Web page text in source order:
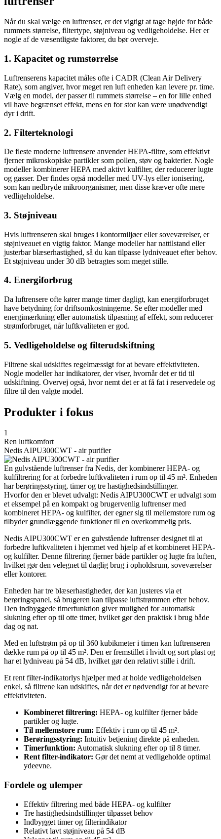
Når du skal vælge en luftrenser, er det vigtigt at tage højde for både
rummets størrelse, filtertype, støjniveau og vedligeholdelse. Her er
nogle af de væsentligste faktorer, du bør overveje.
1. Kapacitet og rumstørrelse
Luftrenserens kapacitet måles ofte i CADR (Clean Air Delivery
Rate), som angiver, hvor meget ren luft enheden kan levere pr. time.
Vælg en model, der passer til rummets størrelse – en for lille enhed
vil have begrænset effekt, mens en for stor kan være unødvendigt
dyr i drift.
2. Filterteknologi
De fleste moderne luftrensere anvender HEPA-filtre, som effektivt
fjerner mikroskopiske partikler som pollen, støv og bakterier. Nogle
modeller kombinerer HEPA med aktivt kulfilter, der reducerer lugte
og gasser. Der findes også modeller med UV-lys eller ionisering,
som kan nedbryde mikroorganismer, men disse kræver ofte mere
vedligeholdelse.
3. Støjniveau
Hvis luftrenseren skal bruges i kontormiljøer eller soveværelser, er
støjniveauet en vigtig faktor. Mange modeller har nattilstand eller
justerbar blæserhastighed, så du kan tilpasse lydniveauet efter behov.
Et støjniveau under 30 dB betragtes som meget stille.
4. Energiforbrug
Da luftrensere ofte kører mange timer dagligt, kan energiforbruget
have betydning for driftsomkostningerne. Se efter modeller med
energimærkning eller automatisk tilpasning af effekt, som reducerer
strømforbruget, når luftkvaliteten er god.
5. Vedligeholdelse og filterudskiftning
Filtrene skal udskiftes regelmæssigt for at bevare effektiviteten.
Nogle modeller har indikatorer, der viser, hvornår det er tid til
udskiftning. Overvej også, hvor nemt det er at få fat i reservedele og
filtre til den valgte model.
Produkter i fokus
1
Ren luftkomfort
Nedis AIPU300CWT - air purifier
En gulvstående luftrenser fra Nedis, der kombinerer HEPA- og
kulfiltrering for at forbedre luftkvaliteten i rum op til 45 m². Enheden
har berøringsstyring, timer og tre hastighedsindstillinger.
Hvorfor den er blevet udvalgt: Nedis AIPU300CWT er udvalgt som
et eksempel på en kompakt og brugervenlig luftrenser med
kombineret HEPA- og kulfilter, der egner sig til mellemstore rum og
tilbyder grundlæggende funktioner til en overkommelig pris.
Nedis AIPU300CWT er en gulvstående luftrenser designet til at
forbedre luftkvaliteten i hjemmet ved hjælp af et kombineret HEPA-
og kulfilter. Denne filtrering fjerner både partikler og lugte fra luften,
hvilket gør den velegnet til daglig brug i opholdsrum, soveværelser
eller kontorer.
Enheden har tre blæserhastigheder, der kan justeres via et
berøringspanel, så brugeren kan tilpasse luftstrømmen efter behov.
Den indbyggede timerfunktion giver mulighed for automatisk
slukning efter op til otte timer, hvilket gør den praktisk i brug både
dag og nat.
Med en luftstrøm på op til 360 kubikmeter i timen kan luftrenseren
dække rum på op til 45 m². Den er fremstillet i hvidt og sort plast og
har et lydniveau på 54 dB, hvilket gør den relativt stille i drift.
Et rent filter-indikatorlys hjælper med at holde vedligeholdelsen
enkel, så filtrene kan udskiftes, når det er nødvendigt for at bevare
effektiviteten.
Kombineret filtrering: HEPA- og kulfilter fjerner både
partikler og lugte.
Til mellemstore rum: Effektiv i rum op til 45 m².
Berøringsstyring: Intuitiv betjening direkte på enheden.
Timerfunktion: Automatisk slukning efter op til 8 timer.
Rent filter-indikator: Gør det nemt at vedligeholde optimal
ydeevne.
Fordele og ulemper
Effektiv filtrering med både HEPA- og kulfilter
Tre hastighedsindstillinger tilpasset behov
Indbygget timer og filterindikator
Relativt lavt støjniveau på 54 dB